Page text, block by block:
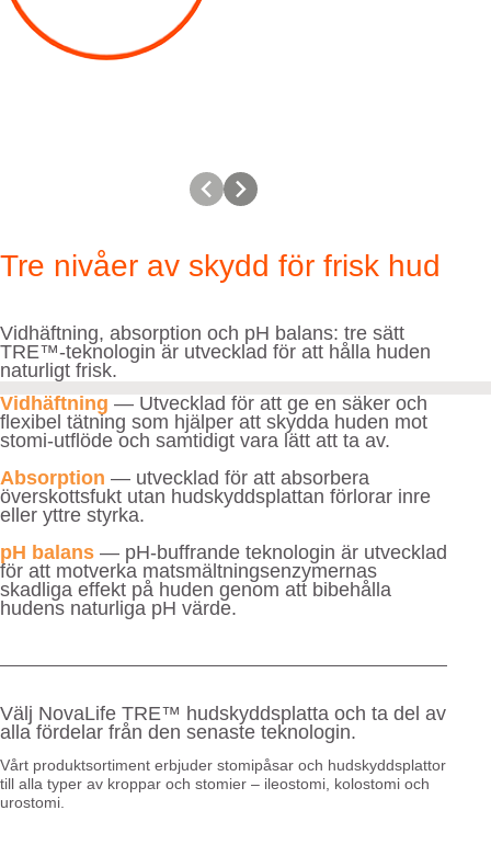
Tre nivåer av skydd för frisk hud
Vidhäftning, absorption och pH balans: tre sätt
TRE™-teknologin är utvecklad för att hålla huden
naturligt frisk.
Vidhäftning — Utvecklad för att ge en säker och
flexibel tätning som hjälper att skydda huden mot
stomi-utflöde och samtidigt vara lätt att ta av.
Absorption — utvecklad för att absorbera
överskottsfukt utan hudskyddsplattan förlorar inre
eller yttre styrka.
pH balans — pH-buffrande teknologin är utvecklad
för att motverka matsmältningsenzymernas
skadliga effekt på huden genom att bibehålla
hudens naturliga pH värde.
Välj NovaLife TRE™ hudskyddsplatta och ta del av
alla fördelar från den senaste teknologin.
Vårt produktsortiment erbjuder stomipåsar och hudskyddsplattor
till alla typer av kroppar och stomier – ileostomi, kolostomi och
urostomi.